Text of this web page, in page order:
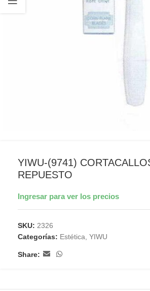
YIWU-(9741)
REPUESTO
Ingresar para ver los precios
SKU: 2326
Categorías: Estética YIWU
Share: